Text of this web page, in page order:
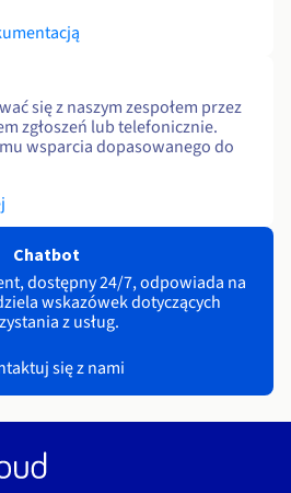
się z naszym zespołem przez
zgłoszeń lub telefonicznie.
wsparcia dopasowanego do
Chatbot
dostępny 24/7, odpowiada na
wskazówek dotyczących
z usług.
się z nami